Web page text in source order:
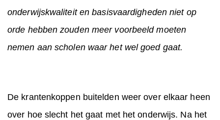
onderwijskwaliteit en basisvaardigheden niet op
orde hebben zouden meer voorbeeld moeten
nemen aan scholen waar het wel goed gaat.
De krantenkoppen buitelden weer over elkaar heen
over hoe slecht het gaat met het onderwijs. Na het